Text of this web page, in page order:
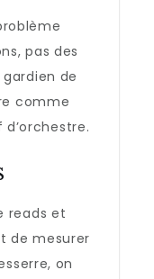
pas des
de
comme
reads et
de mesurer
on